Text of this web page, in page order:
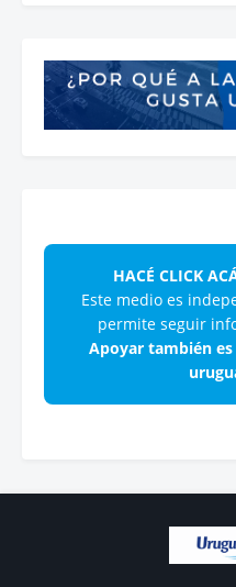
HACÉ CLICK
Este medio es
permite seguir
Apoyar también